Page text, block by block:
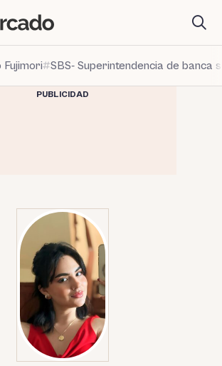
Fujimori SBS- Superintendencia de banca
PUBLICIDAD